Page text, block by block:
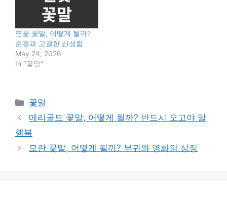
연꽃 꽃말, 어떻게 될까?
순결과 고결한 신성함
May 24, 2026
In "꽃말"
Categories
꽃말
메리골드 꽃말, 어떻게 될까? 반드시 오고야 말
행복
모란 꽃말, 어떻게 될까? 부귀와 영화의 상징